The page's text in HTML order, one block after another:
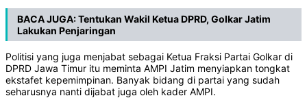
BACA JUGA:Tentukan Wakil Ketua DPRD, Golkar Jatim
Lakukan Penjaringan
Politisi yang juga menjabat sebagai Ketua Fraksi Partai Golkar di
DPRD Jawa Timur itu meminta AMPI Jatim menyiapkan tongkat
ekstafet kepemimpinan. Banyak bidang di partai yang sudah
seharusnya nanti dijabat juga oleh kader AMPI.